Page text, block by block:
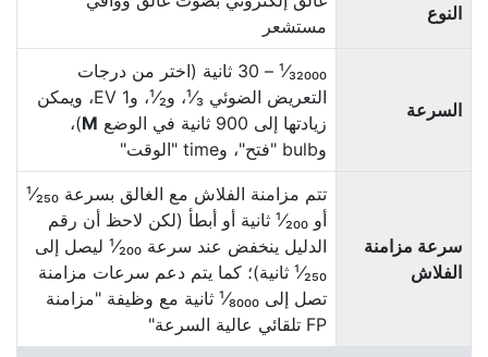
النوع
مستشعر
السرعة
¹⁄₃₂₀₀₀ ‏– 30 ثانية (اختر من درجات
التعريض الضوئي ¹⁄₃، و¹⁄₂، و1 EV، ويمكن
زيادتها إلى 900 ثانية في الوضع
M)،
وbulb "فتح"، وtime "الوقت"
سرعة مزامنة
الفلاش
تتم مزامنة الفلاش مع الغالق بسرعة ¹⁄₂₅₀
أو ¹⁄₂₀₀ ثانية أو أبطأ (لكن لاحظ أن رقم
الدليل ينخفض عند سرعة ¹⁄₂₀₀ ليصل إلى
¹⁄₂₅₀ ثانية)؛ كما يتم دعم سرعات مزامنة
تصل إلى ¹⁄₈₀₀₀ ثانية مع وظيفة "مزامنة
FP تلقائي عالية السرعة"